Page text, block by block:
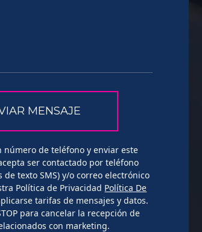
de teléfono y enviar este
ser contactado por teléfono
texto SMS) y/o correo electrónico
Política de Privacidad Política De
tarifas de mensajes y datos.
para cancelar la recepción de
con marketing.